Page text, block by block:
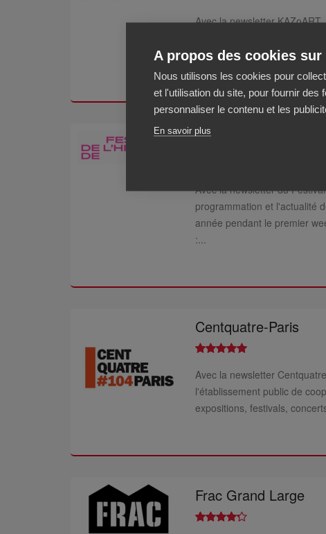
Avec la newsletter
d’artistes : sélection
Festival de l'histoire
Avec la newsletter du
programmation et l'actualité
année pendant le premier
:...
Centquatre-Paris
Avec la newsletter
l'établissement public de
expositions, festivals,
Frac Grand Large
A propos des cookies sur
Nous utilisons les cookies pour
et l'utilisation du site, pour fournir des
personnaliser le contenu et les
En savoir plus